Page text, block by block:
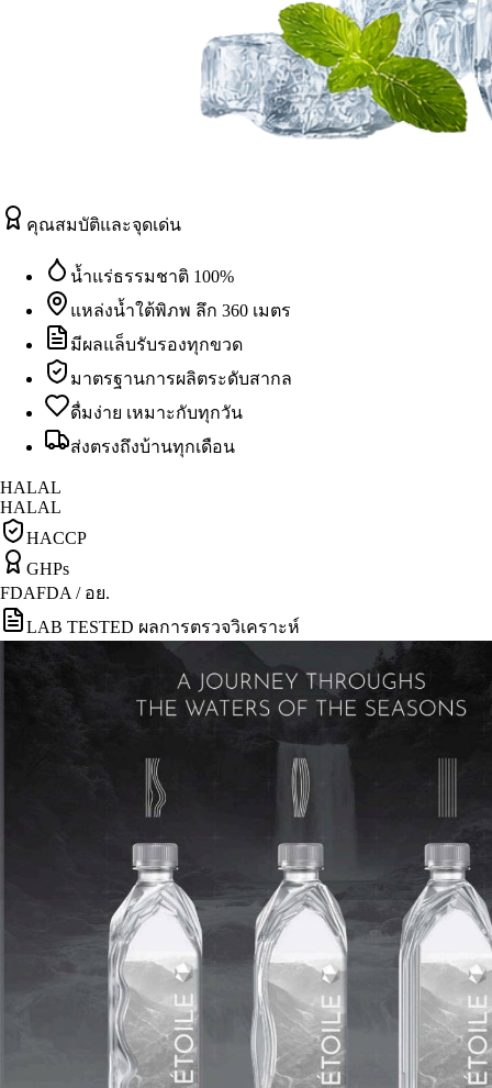
คุณสมบัติและจุดเด่น
น้ำแร่ธรรมชาติ 100%
แหล่งน้ำใต้พิภพ ลึก 360 เมตร
มีผลแล็บรับรองทุกขวด
มาตรฐานการผลิตระดับสากล
ดื่มง่าย เหมาะกับทุกวัน
ส่งตรงถึงบ้านทุกเดือน
HALAL
HALAL
HACCP
GHPs
FDAFDA / อย.
LAB TESTED ผลการตรวจวิเคราะห์